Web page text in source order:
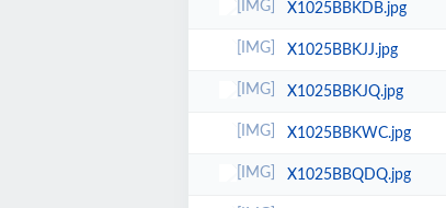
X1025BBKDB.jpg
X1025BBKJJ.jpg
X1025BBKJQ.jpg
X1025BBKWC.jpg
X1025BBQDQ.jpg